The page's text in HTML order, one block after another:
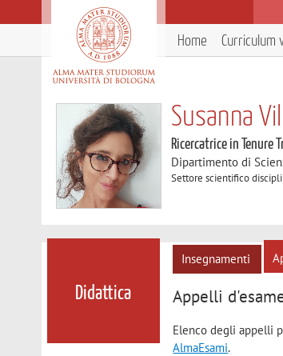
Home Curriculum
Susanna
Ricercatrice in Tenure
Dipartimento di
Settore scientifico
Didattica
Insegnamenti
Appelli
Elenco degli appelli
AlmaEsami.